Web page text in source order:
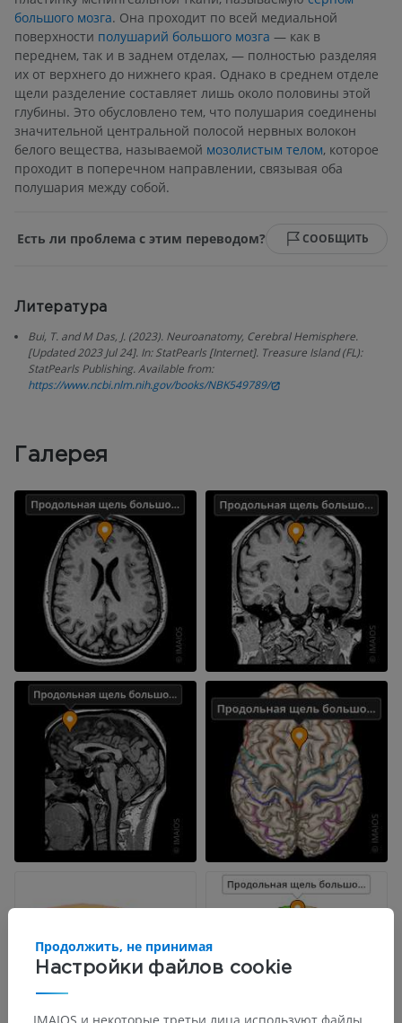
большого мозга. Она проходит по всей медиальной
поверхности полушарий большого мозга — как в
переднем, так и в заднем отделах, — полностью разделяя
их от верхнего до нижнего края. Однако в среднем отделе
щели разделение составляет лишь около половины этой
глубины. Это обусловлено тем, что полушария соединены
значительной центральной полосой нервных волокон
белого вещества, называемой мозолистым телом, которое
проходит в поперечном направлении, связывая оба
полушария между собой.
Есть ли проблема с этим переводом? СООБЩИТЬ
Литература
Bui, T. and M Das, J. (2023). Neuroanatomy, Cerebral Hemisphere.
[Updated 2023 Jul 24]. In: StatPearls [Internet]. Treasure Island (FL):
StatPearls Publishing. Available from:
https://www.ncbi.nlm.nih.gov/books/NBK549789/
Галерея
Настройки файлов cookie
Продолжить, не принимая